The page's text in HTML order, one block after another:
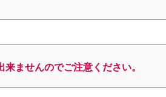
ませんのでご注意ください。